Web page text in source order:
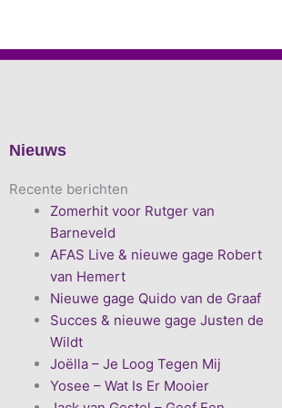
Nieuws
Recente berichten
Zomerhit voor Rutger van
Barneveld
AFAS Live & nieuwe gage Robert
van Hemert
Nieuwe gage Quido van de Graaf
Succes & nieuwe gage Justen de
Wildt
Joëlla – Je Loog Tegen Mij
Yosee – Wat Is Er Mooier